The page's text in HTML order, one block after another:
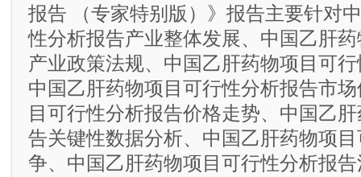
报告 （专家特别版）》报告主要针对
性分析报告产业整体发展、中国乙肝
产业政策法规、中国乙肝药物项目可
中国乙肝药物项目可行性分析报告市
目可行性分析报告价格走势、中国乙
告关键性数据分析、中国乙肝药物项
争、中国乙肝药物项目可行性分析报